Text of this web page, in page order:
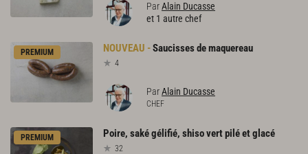
ParAlain Ducasse
et 1 autre chef
PREMIUM Saucissesdemaquereau
4
ParAlain Ducasse
CHEF
PREMIUM Poire, sakégélifié, shisovertpiléetglacé
32